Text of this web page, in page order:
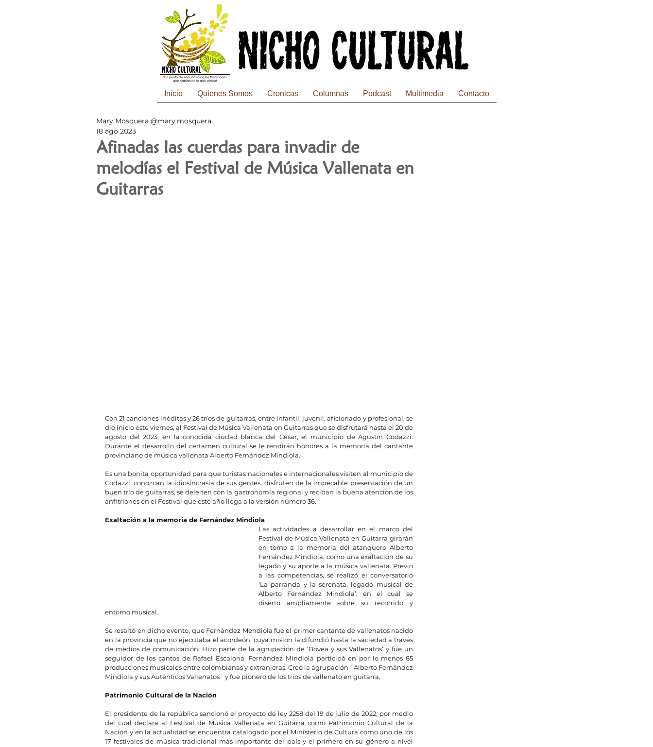
Inicio Quienes Somos Cronicas Columnas Podcast Multimedia Contacto
Afinadas las cuerdas para invadir de
melodías el Festival de Música Vallenata en
Guitarras
Mary Mosquera @mary.mosquera
18 ago 2023
Con 21 canciones inéditas y 26 tríos de guitarras, entre infantil, juvenil, aficionado y profesional, se
dio inicio este viernes, al Festival de Música Vallenata en Guitarras que se disfrutará hasta el 20 de
agosto del 2023, en la conocida ciudad blanca del Cesar, el municipio de Agustín Codazzi.
Durante el desarrollo del certamen cultural se le rendirán honores a la memoria del cantante
provinciano de música vallenata Alberto Fernández Mindiola.
Es una bonita oportunidad para que turistas nacionales e internacionales visiten al municipio de
Codazzi, conozcan la idiosincrasia de sus gentes, disfruten de la impecable presentación de un
buen trío de guitarras, se deleiten con la gastronomía regional y reciban la buena atención de los
anfitriones en el Festival que este año llega a la versión número 36.
Exaltación a la memoria de Fernández Mindiola
Las actividades a desarrollar en el marco del
Festival de Música Vallenata en Guitarra girarán
en torno a la memoria del atanquero Alberto
Fernández Mindiola, como una exaltación de su
legado y su aporte a la música vallenata. Previo
a las competencias, se realizó el conversatorio
‘La parranda y la serenata, legado musical de
Alberto Fernández Mindiola’, en el cual se
disertó ampliamente sobre su recorrido y
entorno musical.
Se resaltó en dicho evento, que Fernández Mendiola fue el primer cantante de vallenatos nacido
en la provincia que no ejecutaba el acordeón, cuya misión la difundió hasta la saciedad a través
de medios de comunicación. Hizo parte de la agrupación de ‘Bovea y sus Vallenatos’ y fue un
seguidor de los cantos de Rafael Escalona, Fernández Mindiola participó en por lo menos 85
producciones musicales entre colombianas y extranjeras. Creó la agrupación ´Alberto Fernández
Mindiola y sus Auténticos Vallenatos´ y fue pionero de los tríos de vallenato en guitarra.
Patrimonio Cultural de la Nación
El presidente de la república sancionó el proyecto de ley 2258 del 19 de julio de 2022, por medio
del cual declara al Festival de Música Vallenata en Guitarra como Patrimonio Cultural de la
Nación y en la actualidad se encuentra catalogado por el Ministerio de Cultura como uno de los
17 festivales de música tradicional más importante del país y el primero en su género a nivel